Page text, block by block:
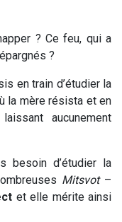
? Ce feu, qui a
?
en train d’étudier la
la mère résista et en
aucunement
besoin d’étudier la
Mitsvot–
et elle mérite ainsi